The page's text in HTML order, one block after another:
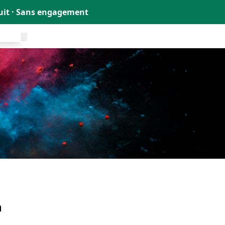
· Sans engagement